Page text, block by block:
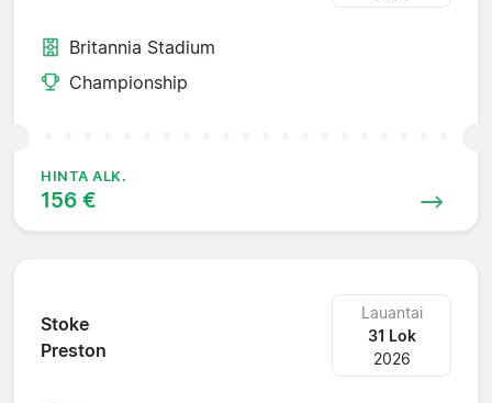
Britannia Stadium
Championship
HINTA ALK.
156 €
Stoke
Preston
Lauantai
31 Lok
2026